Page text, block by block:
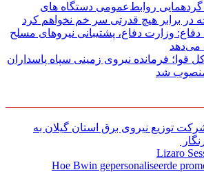
روابط‌عمومی دستگاه های
در برابر هیچ قدرتی سر خم نخواهم کرد
وزارت دفاع، پشتیبانی نیرو‌های مسلح
می‌دهد
قوا؛ فرمانده نیروی زمینی سپاه پاسداران
منصوب شد
توزیع نیروی برق استان گیلان به
Lizaro
Hoe Bwin gepersonaliseerde